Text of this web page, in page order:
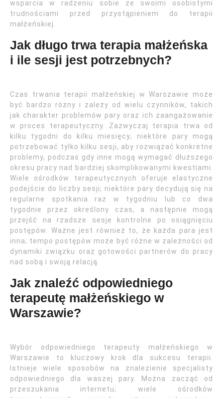
wsparcia w radzeniu sobie ze swoimi osobistymi
trudnościami przed przystąpieniem do terapii
małżeńskiej.
Jak długo trwa terapia małżeńska
i ile sesji jest potrzebnych?
Czas trwania terapii małżeńskiej w Warszawie może
być bardzo różny i zależy od wielu czynników, takich
jak charakter problemów pary oraz ich zaangażowanie
w proces terapeutyczny. Zazwyczaj terapia trwa od
kilku tygodni do kilku miesięcy; niektóre pary mogą
potrzebować tylko kilku sesji, aby rozwiązać konkretne
problemy, podczas gdy inne mogą wymagać dłuższego
okresu pracy nad bardziej skomplikowanymi kwestiami.
Wiele ośrodków terapeutycznych oferuje elastyczne
podejście do liczby sesji; niektóre pary decydują się na
regularne spotkania raz w tygodniu lub co dwa
tygodnie przez określony czas, a następnie mogą
przejść na rzadsze sesje kontrolne po osiągnięciu
postępów. Ważne jest również to, że każda para jest
inna; tempo postępów może być różne w zależności od
dynamiki związku oraz gotowości partnerów do pracy
nad sobą i swoją relacją.
Jak znaleźć odpowiedniego
terapeutę małżeńskiego w
Warszawie?
Wybór odpowiedniego terapeuty małżeńskiego w
Warszawie to kluczowy krok dla sukcesu terapii.
Istnieje wiele sposobów na znalezienie specjalisty
odpowiedniego dla waszej pary. Można zacząć od
przeszukania internetu; wiele ośrodków